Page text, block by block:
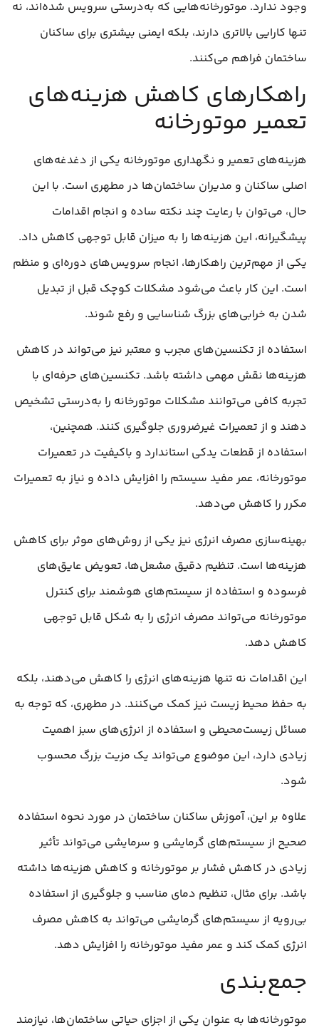
وجود ندارد. موتورخانه‌هایی که به‌درستی سرویس شده‌اند، نه
تنها کارایی بالاتری دارند، بلکه ایمنی بیشتری برای ساکنان
ساختمان فراهم می‌کنند.
راهکارهای کاهش هزینه‌های
تعمیر موتورخانه
هزینه‌های تعمیر و نگهداری موتورخانه یکی از دغدغه‌های
اصلی ساکنان و مدیران ساختمان‌ها در مطهری است. با این
حال، می‌توان با رعایت چند نکته ساده و انجام اقدامات
پیشگیرانه، این هزینه‌ها را به میزان قابل توجهی کاهش داد.
یکی از مهم‌ترین راهکارها، انجام سرویس‌های دوره‌ای و منظم
است. این کار باعث می‌شود مشکلات کوچک قبل از تبدیل
شدن به خرابی‌های بزرگ شناسایی و رفع شوند.
استفاده از تکنسین‌های مجرب و معتبر نیز می‌تواند در کاهش
هزینه‌ها نقش مهمی داشته باشد. تکنسین‌های حرفه‌ای با
تجربه کافی می‌توانند مشکلات موتورخانه را به‌درستی تشخیص
دهند و از تعمیرات غیرضروری جلوگیری کنند. همچنین،
استفاده از قطعات یدکی استاندارد و باکیفیت در تعمیرات
موتورخانه، عمر مفید سیستم را افزایش داده و نیاز به تعمیرات
مکرر را کاهش می‌دهد.
بهینه‌سازی مصرف انرژی نیز یکی از روش‌های موثر برای کاهش
هزینه‌ها است. تنظیم دقیق مشعل‌ها، تعویض عایق‌های
فرسوده و استفاده از سیستم‌های هوشمند برای کنترل
موتورخانه می‌تواند مصرف انرژی را به شکل قابل توجهی
کاهش دهد.
این اقدامات نه تنها هزینه‌های انرژی را کاهش می‌دهند، بلکه
به حفظ محیط زیست نیز کمک می‌کنند. در مطهری، که توجه به
مسائل زیست‌محیطی و استفاده از انرژی‌های سبز اهمیت
زیادی دارد، این موضوع می‌تواند یک مزیت بزرگ محسوب
شود.
علاوه بر این، آموزش ساکنان ساختمان در مورد نحوه استفاده
صحیح از سیستم‌های گرمایشی و سرمایشی می‌تواند تأثیر
زیادی در کاهش فشار بر موتورخانه و کاهش هزینه‌ها داشته
باشد. برای مثال، تنظیم دمای مناسب و جلوگیری از استفاده
بی‌رویه از سیستم‌های گرمایشی می‌تواند به کاهش مصرف
انرژی کمک کند و عمر مفید موتورخانه را افزایش دهد.
جمع‌بندی
موتورخانه‌ها به عنوان یکی از اجزای حیاتی ساختمان‌ها، نیازمند